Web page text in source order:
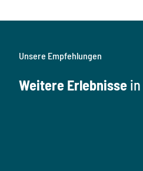
Unsere Empfehlungen
Weitere Erlebnisse